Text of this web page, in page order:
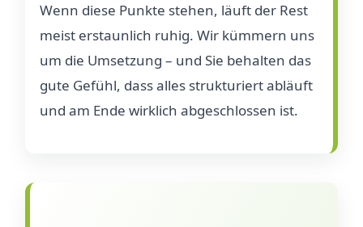
Wenn diese Punkte stehen, läuft der Rest
meist erstaunlich ruhig. Wir kümmern uns
um die Umsetzung – und Sie behalten das
gute Gefühl, dass alles strukturiert abläuft
und am Ende wirklich abgeschlossen ist.